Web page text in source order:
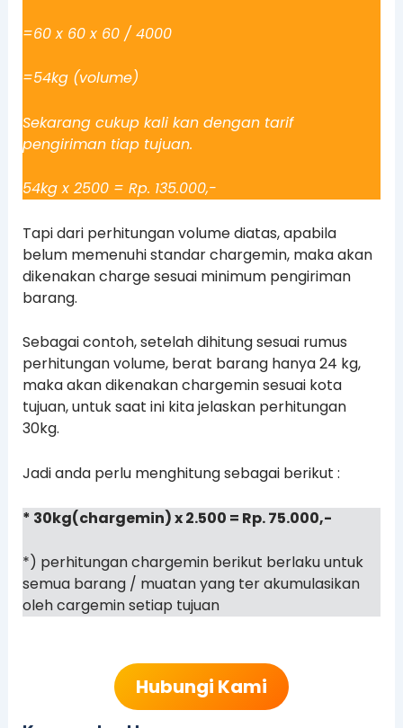
=60 x 60 x 60 / 4000
=54kg (volume)
Sekarang cukup kali kan dengan tarif
pengiriman tiap tujuan.
54kg x 2500 = Rp. 135.000,-
Tapi dari perhitungan volume diatas, apabila
belum memenuhi standar chargemin, maka akan
dikenakan charge sesuai minimum pengiriman
barang.
Sebagai contoh, setelah dihitung sesuai rumus
perhitungan volume, berat barang hanya 24 kg,
maka akan dikenakan chargemin sesuai kota
tujuan, untuk saat ini kita jelaskan perhitungan
30kg.
Jadi anda perlu menghitung sebagai berikut :
* 30kg(chargemin) x 2.500 = Rp. 75.000,-
*) perhitungan chargemin berikut berlaku untuk
semua barang / muatan yang ter akumulasikan
oleh cargemin setiap tujuan
Hubungi Kami